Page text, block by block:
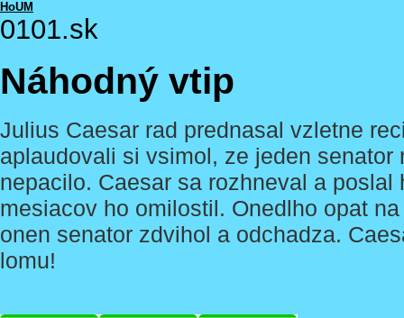
HoUM
0101.sk
Náhodný vtip
Julius Caesar rad prednasal vzletne
aplaudovali si vsimol, ze jeden
nepacilo. Caesar sa rozhneval a
mesiacov ho omilostil. Onedlho opat
onen senator zdvihol a odchadza.
lomu!